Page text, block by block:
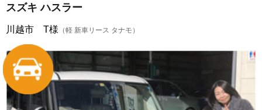
スズキ ハスラー
川越市 T様 （軽 新車リース タナモ）